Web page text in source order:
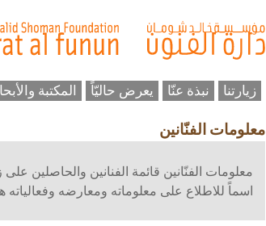
زيارتنا نبذة عنّا يعرض حاليّاً المكتبة
معلومات الفنّانين
معلومات الفنّانين قائمة الفنانين والحاصلين
اسماً للاطلاع على معلوماته ومعارضه وفعالياته